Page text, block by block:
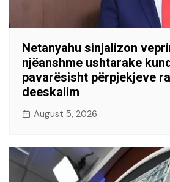
Netanyahu sinjalizon
njëanshme ushtarake
pavarësisht përpjekjeve
deeskalim
August 5, 2026